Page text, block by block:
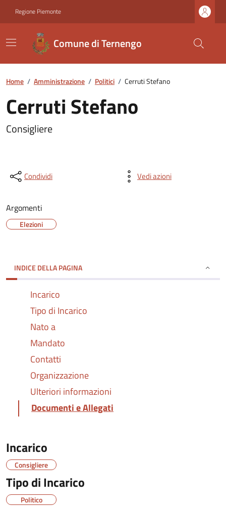
Regione Piemonte
Comune di Ternengo
Home / Amministrazione / Politici / Cerruti Stefano
Cerruti Stefano
Consigliere
Condividi Vedi azioni
Argomenti
Elezioni
INDICE DELLA PAGINA
Incarico
Tipo di Incarico
Nato a
Mandato
Contatti
Organizzazione
Ulteriori informazioni
Documenti e Allegati
Incarico
Consigliere
Tipo di Incarico
Politico